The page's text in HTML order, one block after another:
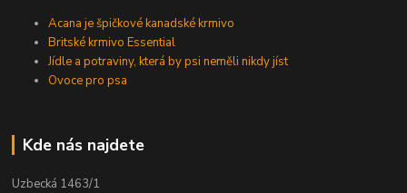
Acana je špičkové kanadské krmivo
Britské krmivo Essential
Jídle a potraviny, která by psi neměli nikdy jíst
Ovoce pro psa
Kde nás najdete
Uzbecká 1463/1